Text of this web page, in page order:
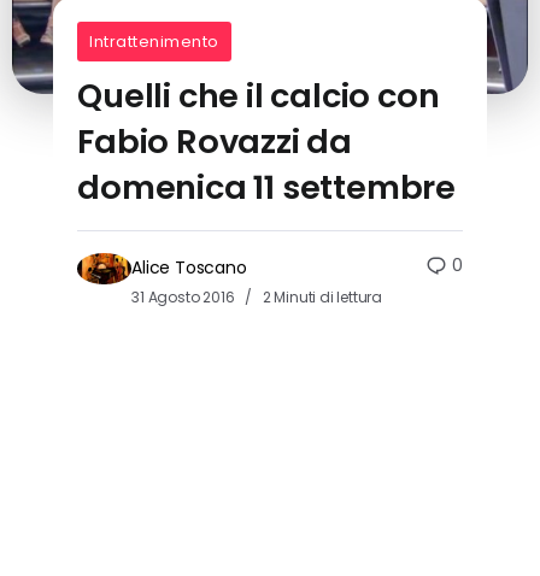
Intrattenimento
Quelli che il calcio con
Fabio Rovazzi da
domenica 11 settembre
Alice Toscano
31 Agosto 2016 2 Minuti di lettura
0